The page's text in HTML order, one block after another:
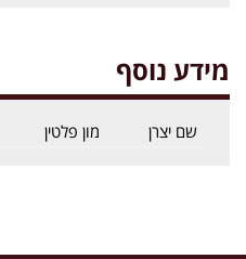
מידע נוסף
שם יצרן מון פלטין